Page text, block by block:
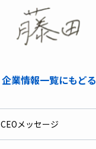
企業情報一覧にもどる
CEOメッセージ